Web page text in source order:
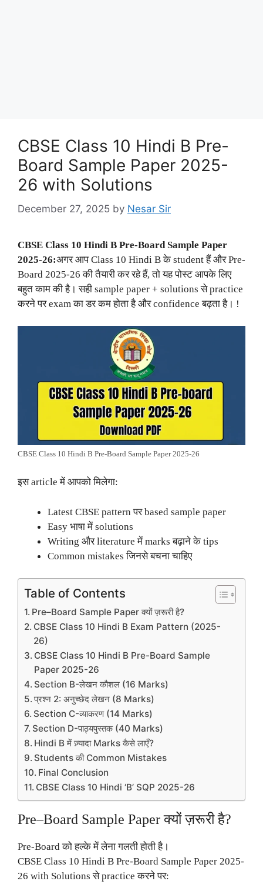
CBSE Class 10 Hindi B Pre-
Board Sample Paper 2025-
26 with Solutions
December 27, 2025 by Nesar Sir
CBSE Class 10 Hindi B Pre-Board Sample Paper
2025-26:अगर आप Class 10 Hindi B के student हैं और Pre-
Board 2025-26 की तैयारी कर रहे हैं, तो यह पोस्ट आपके लिए
बहुत काम की है। सही sample paper + solutions से practice
करने पर exam का डर कम होता है और confidence बढ़ता है। !
CBSE Class 10 Hindi B Pre-Board Sample Paper 2025-26
इस article में आपको मिलेगा:
Latest CBSE pattern पर based sample paper
Easy भाषा में solutions
Writing और literature में marks बढ़ाने के tips
Common mistakes जिनसे बचना चाहिए
Table of Contents
Pre–Board Sample Paper क्यों ज़रूरी है?
CBSE Class 10 Hindi B Exam Pattern (2025-
26)
CBSE Class 10 Hindi B Pre-Board Sample
Paper 2025-26
Section B-लेखन कौशल (16 Marks)
प्रश्न 2: अनुच्छेद लेखन (8 Marks)
Section C-व्याकरण (14 Marks)
Section D-पाठ्यपुस्तक (40 Marks)
Hindi B में ज़्यादा Marks कैसे लाएँ?
Students की Common Mistakes
Final Conclusion
CBSE Class 10 Hindi ‘B’ SQP 2025-26
Pre–Board Sample Paper क्यों ज़रूरी है?
Pre-Board को हल्के में लेना गलती होती है।
CBSE Class 10 Hindi B Pre-Board Sample Paper 2025-
26 with Solutions से practice करने पर: